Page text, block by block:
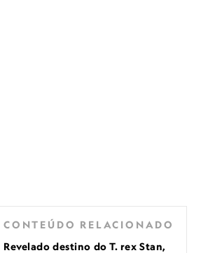
CONTEÚDO RELACIONADO
Revelado destino do T. rex Stan,